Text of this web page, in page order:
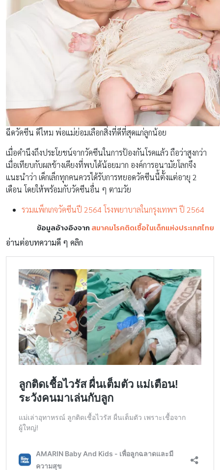
ฉีดวัคซีน ดีไหม พ่อแม่ย่อมเลือกสิ่งที่ดีที่สุดแก่ลูกน้อย
เมื่อคำนึงถึงประโยชน์จากวัคซีนในการป้องกันโรคแล้ว ถือว่าสูงกว่า
เมื่อเทียบกับผลข้างเคียงที่พบได้น้อยมาก องค์การอนามัยโลกจึง
แนะนำว่า เด็กเล็กทุกคนควรได้รับการหยอดวัคซีนนื้ตั้งแต่อายุ 2
เดือน โดยให้พร้อมกับวัคซีนอื่น ๆ ตามวัย
รวมแพ็กเกจวัคซีนปี 2564 โรงพยาบาลในกรุงเทพฯ ปี 2564
ข้อมูลอ้างอิงจาก สมาคมโรคติดเชื้อในเด็กแห่งประเทศไทย
อ่านต่อบทความดี ๆ คลิก